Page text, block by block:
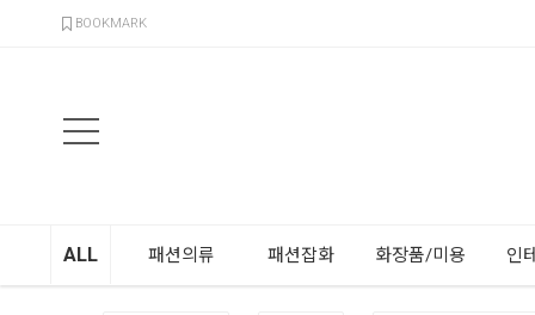
BOOKMARK
ALL 패션의류 패션잡화 화장품/미용 인